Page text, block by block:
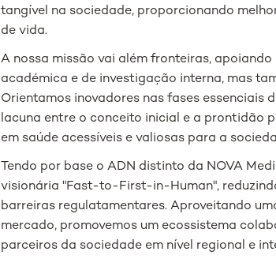
tangível na sociedade, proporcionando
de vida.
A nossa missão vai além fronteiras,
académica e de investigação interna, mas
Orientamos inovadores nas fases
lacuna entre o conceito inicial e a prontidão
em saúde acessíveis e valiosas para a
Tendo por base o ADN distinto da NOVA
visionária "Fast-to-First-in-Human",
barreiras regulatamentares. Aproveitando
mercado, promovemos um ecossistema
parceiros da sociedade em nível regional e